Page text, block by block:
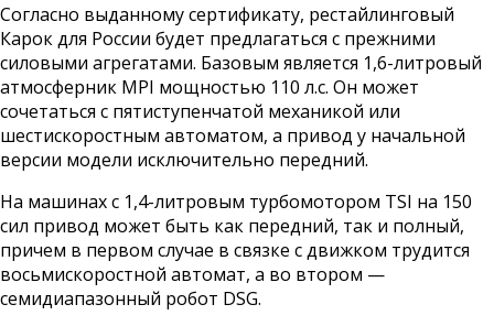
Согласно выданному сертификату, рестайлинговый
Карок для России будет предлагаться с прежними
силовыми агрегатами. Базовым является 1,6-литровый
атмосферник MPI мощностью 110 л.с. Он может
сочетаться с пятиступенчатой механикой или
шестискоростным автоматом, а привод у начальной
версии модели исключительно передний.
На машинах с 1,4-литровым турбомотором TSI на 150
сил привод может быть как передний, так и полный,
причем в первом случае в связке с движком трудится
восьмискоростной автомат, а во втором —
семидиапазонный робот DSG.